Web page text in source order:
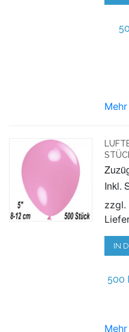
Inkl.
zzgl.
IN
500